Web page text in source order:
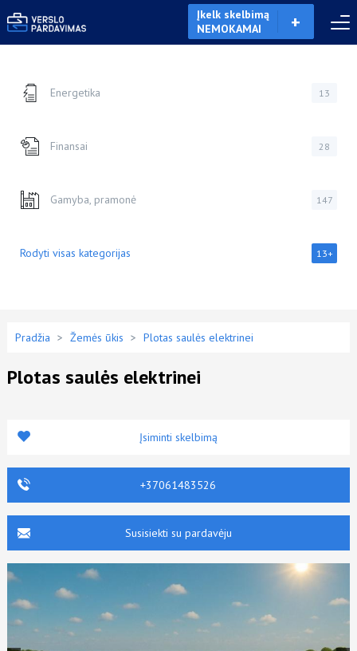
Įkelk skelbimą
NEMOKAMAI
Energetika 13
Finansai 28
Gamyba, pramonė 147
Rodyti visas kategorijas 13+
Pradžia > Žemės ūkis > Plotas saulės elektrinei
Plotas saulės elektrinei
Įsiminti skelbimą
+37061483526
Susisiekti su pardavėju